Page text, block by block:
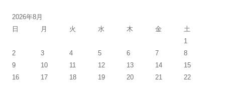
2026年8月
日
月 火 水 木 金
土
1
2
3 4 5 6 7
8
9
10 11 12 13 14
15
16
17 18 19 20 21
22